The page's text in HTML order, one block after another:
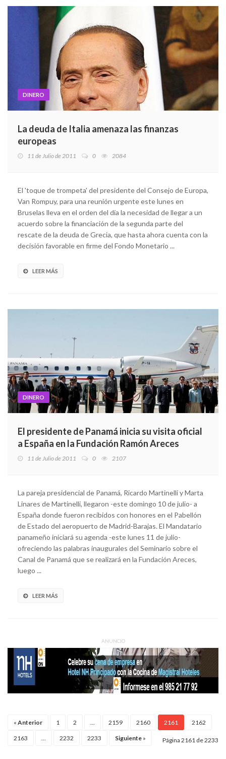
DINERO
La deuda de Italia amenaza las finanzas
europeas
11 de Julio de 2011 0 2084
El 'toque de trompeta' del presidente del Consejo de Europa,
Van Rompuy, para una reunión urgente este lunes en
Bruselas lleva en el orden del día la necesidad de llegar a un
acuerdo sobre la financiación de la segunda parte del
rescate de la deuda de Grecia, que hasta ahora cuenta con la
decisión favorable en firme del Fondo Monetario ...
LEER MÁS
DINERO
El presidente de Panamá inicia su visita oficial
a España en la Fundación Ramón Areces
11 de Julio de 2011 0 2107
La pareja presidencial de Panamá, Ricardo Martinelli y Marta
Linares de Martinelli, llegaron -este domingo 10 de julio- a
España donde fueron recibidos con honores en el Pabellón
de Estado del aeropuerto de Madrid-Barajas. El Mandatario
panameño iniciará su agenda -este lunes 11 de julio-
ofreciendo las palabras inaugurales del Seminario sobre el
Canal de Panamá que se realizará en la Fundación Areces,
luego ...
LEER MÁS
ANUNCIO
« Anterior 1 2 2159 2160 2161 2162
2163 2232 2233 Siguiente » Página 2161 de 2233